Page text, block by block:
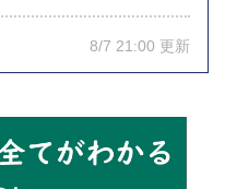
8/7 21:00 更新